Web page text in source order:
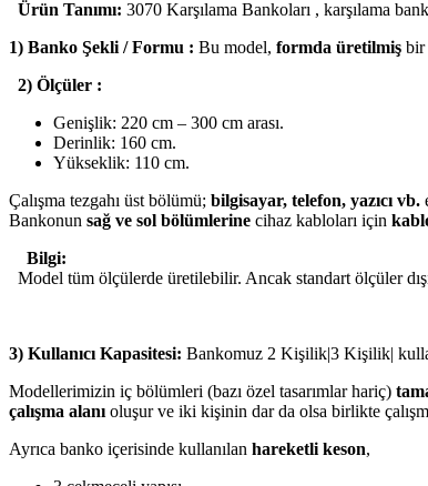
Ürün Tanımı: 3070 Karşılama Bankoları , karşılama
1) Banko Şekli / Formu : Bu model, formda üretilmiş bir
2) Ölçüler :
Genişlik: 220 cm – 300 cm arası.
Derinlik: 160 cm.
Yükseklik: 110 cm.
Çalışma tezgahı üst bölümü; bilgisayar, telefon, yazıcı vb.
Bankonun sağ ve sol bölümlerine cihaz kabloları için
Bilgi:
Model tüm ölçülerde üretilebilir. Ancak standart ölçüler
3) Kullanıcı Kapasitesi: Bankomuz 2 Kişilik|3 Kişilik|
Modellerimizin iç bölümleri (bazı özel tasarımlar hariç)
çalışma alanı oluşur ve iki kişinin dar da olsa birlikte
Ayrıca banko içerisinde kullanılan hareketli keson,